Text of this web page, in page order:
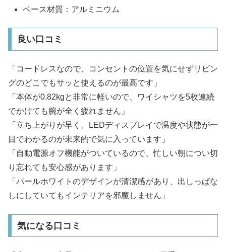
ベース材質：アルミニウム
良い口コミ
「コードレスなので、コンセントの位置を気にせずリビン
グのどこでもサッと使えるのが最高です」
「本体が0.82kgと非常に軽いので、ワイシャツを5枚連続
でかけても腕が全く疲れません」
「立ち上がりが早く、LEDディスプレイで温度や状態が一
目でわかるのが未来的で気に入っています」
「自動電源オフ機能がついているので、忙しい朝につい切
り忘れても安心感があります」
「パールホワイトのデザインが清潔感があり、出しっぱな
しにしていてもインテリアを邪魔しません」
気になる口コミ